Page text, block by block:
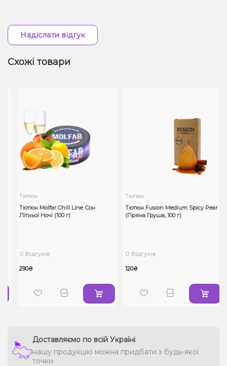
Надіслати відгук
Схожі товари
Тютюн
Тютюн Molfar Chill Line Сон
Літньої Ночі (100 г)
0 Відгуків
290₴
Тютюн
Тютюн Fusion Medium Spicy Pear
(Пряна Груша, 100 г)
0 Відгуків
120₴
Доставляємо по всій Україні
нашу продукцію можна придбати з будь-якої
точки